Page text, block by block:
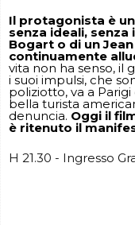
Il protagonista è
senza ideali,
Bogart o di un
continuamente
vita non ha senso, il
i suoi impulsi, che
poliziotto, va a
bella turista
denuncia. Oggi il
è ritenuto il
H 21.30 - Ingresso